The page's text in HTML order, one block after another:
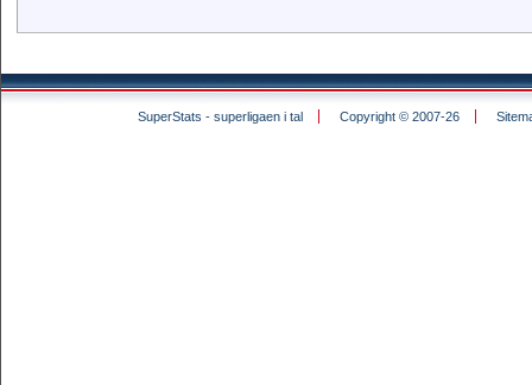
SuperStats - superligaen i tal Copyright © 2007-26